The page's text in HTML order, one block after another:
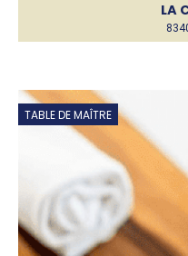
LA
TABLE DE MAÎTRE